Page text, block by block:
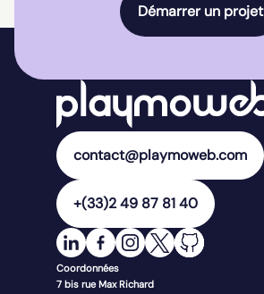
Démarrer un projet
contact@playmoweb.com
+(33)2 49 87 81 40
Coordonnées
7 bis rue Max Richard